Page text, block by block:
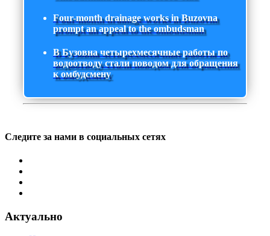
Four-month drainage works in Buzovna
prompt an appeal to the ombudsman
В Бузовна четырехмесячные работы по
водоотводу стали поводом для обращения
к омбудсмену
Следите за нами в социальных сетях
Актуально